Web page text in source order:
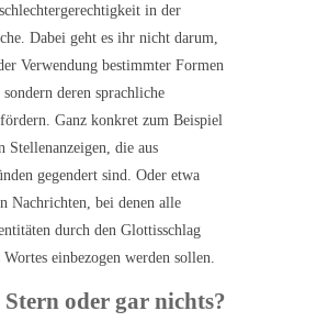
in der
Dabei geht es ihr nicht darum,
Verwendung bestimmter Formen
deren sprachliche
Ganz konkret zum Beispiel
Stellenanzeigen, die aus
gegendert sind. Oder etwa
Nachrichten, bei denen alle
durch den Glottisschlag
einbezogen werden sollen.
oder gar nichts?